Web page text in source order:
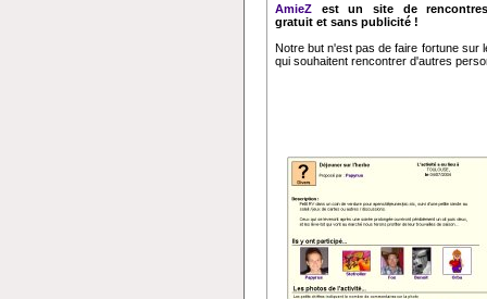
AmieZ est un site de
gratuit et sans publicité !
Notre but n'est pas de faire fortune sur
qui souhaitent rencontrer d'autres